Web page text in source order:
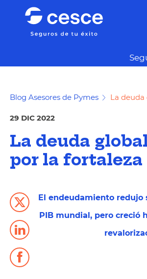
Blog Asesores de Pymes La
29 DIC 2022
La deuda
por la
El endeudamiento redujo
PIB mundial, pero creció